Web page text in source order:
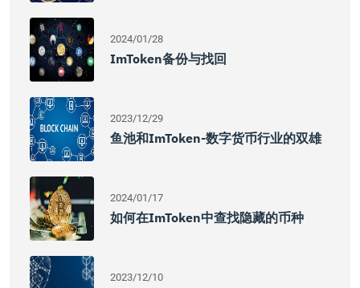
2024/01/28
ImToken备份与找回
2023/12/29
鱼池和imToken-数字货币行业的双雄
2024/01/17
如何在imToken中查找隐藏的币种
2023/12/10